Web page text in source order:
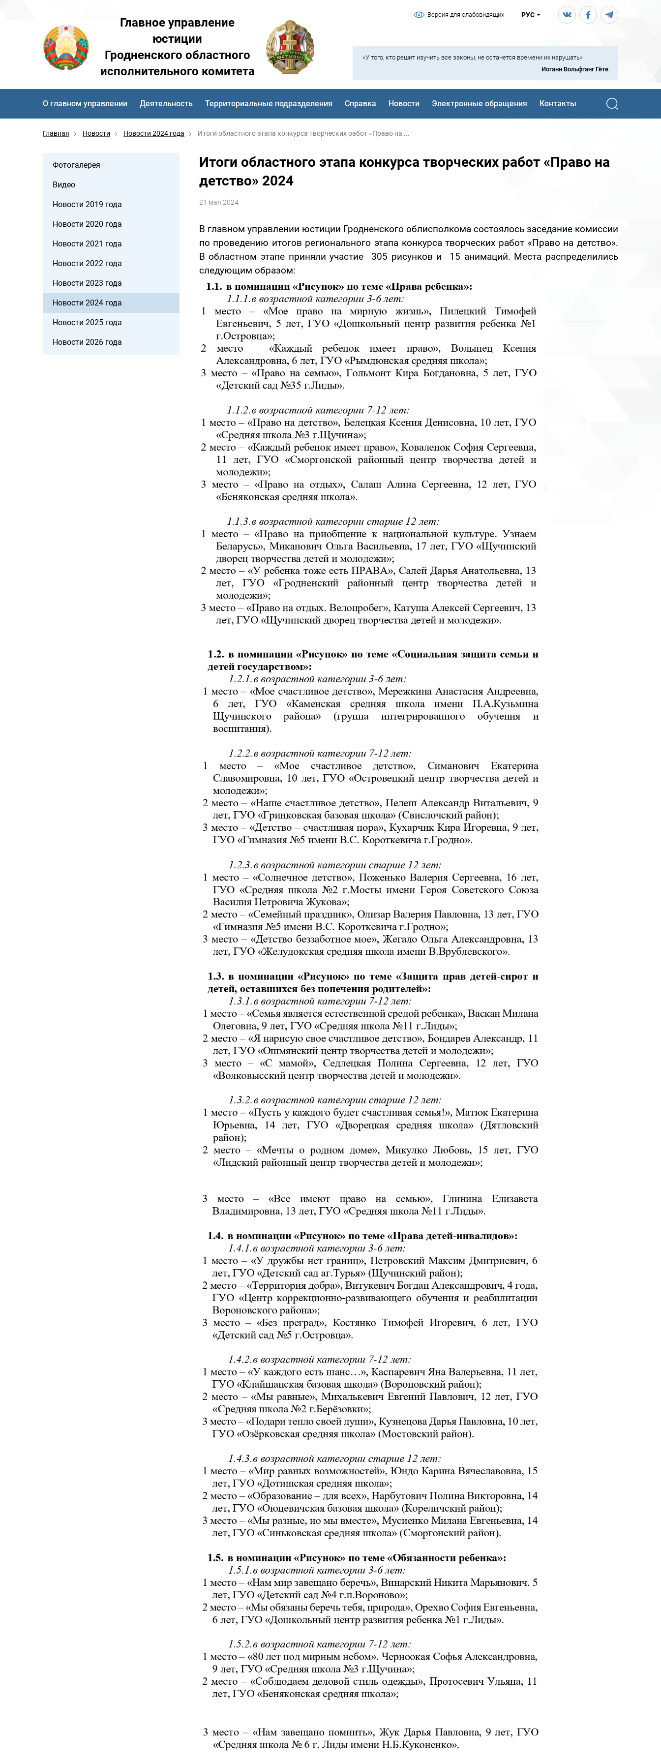
Версия для слабовидящих РУС
Главное управление
юстиции
Гродненского областного
исполнительного комитета
«У того, кто решит изучить все законы, не останется времени их нарушать»
Иоганн Вольфганг Гёте
О главном управлении Деятельность Территориальные подразделения Справка Новости Электронные обращения Контакты
Главная Новости Новости 2024 года Итоги областного этапа конкурса творческих работ «Право на ...
Итоги областного этапа конкурса творческих работ «Право на
детство» 2024
21 мая 2024
В главном управлении юстиции Гродненского облисполкома состоялось заседание комиссии
по проведению итогов регионального этапа конкурса творческих работ «Право на детство».
В областном этапе приняли участие 305 рисунков и 15 анимаций. Места распределились
следующим образом:
Фотогалерея
Видео
Новости 2019 года
Новости 2020 года
Новости 2021 года
Новости 2022 года
Новости 2023 года
Новости 2024 года
Новости 2025 года
Новости 2026 года